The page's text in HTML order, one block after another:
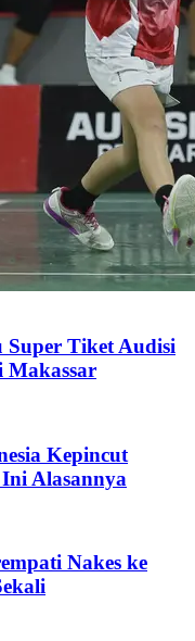
Super Tiket Audisi
Makassar
Kepincut
Alasannya
Nakes ke